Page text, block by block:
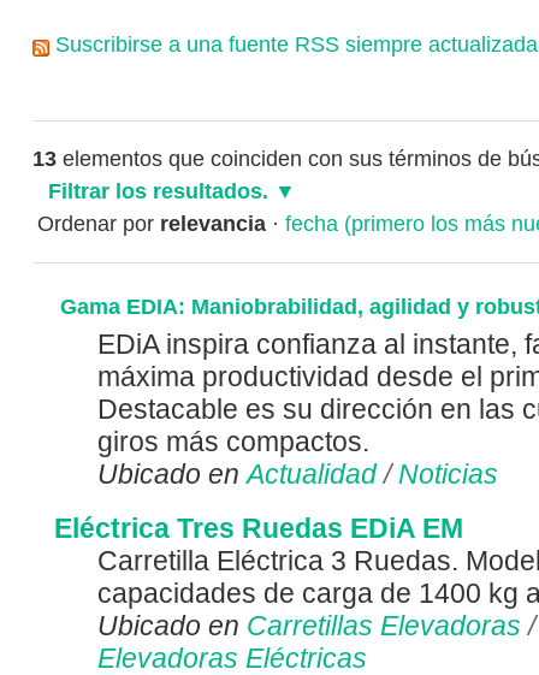
Suscribirse a una fuente RSS siempre
13elementos que coinciden con sus términos de
Filtrar los resultados.
Ordenar por relevancia · fecha (primero los más
Gama EDIA: Maniobrabilidad, agilidad y
EDiA inspira confianza al instante,
máxima productividad desde el
Destacable es su dirección en las
giros más compactos.
Ubicado en Actualidad / Noticias
Eléctrica Tres Ruedas EDiA EM
Carretilla Eléctrica 3 Ruedas.
capacidades de carga de 1400 kg
Ubicado en Carretillas Elevadoras
Elevadoras Eléctricas